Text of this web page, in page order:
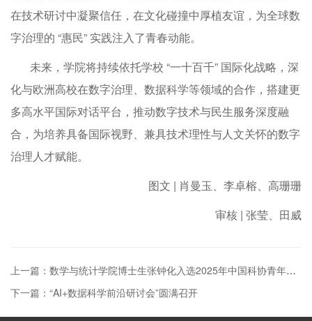
在技术研讨中凝聚信任，在文化碰撞中厚植友谊，为全球数
字治理的 “惠民” 实践注入了青春动能。
未来，学院将持续依托学校 “一十百千” 国际化战略，深
化与欧洲高校在数字治理、数据科学等领域的合作，搭建更
多高水平国际对话平台，推动数字技术与民生服务深度融
合，为培养具备国际视野、兼具技术理性与人文关怀的数字
治理人才赋能。
图文 | 肖曼玉、李卓榕、高珊珊
审核 | 张莹、田威
上一篇：数学与统计学院博士生张钟化入选2025年中国科协青年科技人才培育工程博士生专项计划
下一篇：“AI+数据科学前沿研讨会”圆满召开